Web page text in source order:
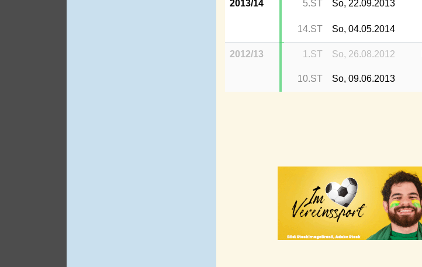
2013/14 5.ST So, 22.09.2013
14.ST So, 04.05.2014
2012/13 1.ST So, 26.08.2012
10.ST So, 09.06.2013